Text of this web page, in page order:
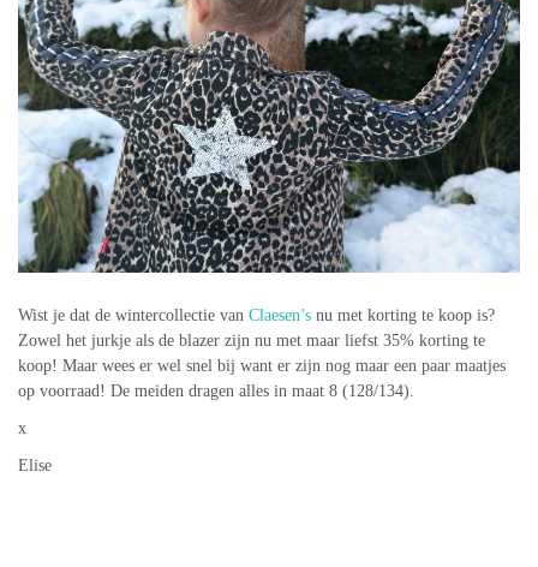
Wist je dat de wintercollectie van Claesen’s nu met korting te koop is?
Zowel het jurkje als de blazer zijn nu met maar liefst 35% korting te
koop! Maar wees er wel snel bij want er zijn nog maar een paar maatjes
op voorraad! De meiden dragen alles in maat 8 (128/134).
x
Elise